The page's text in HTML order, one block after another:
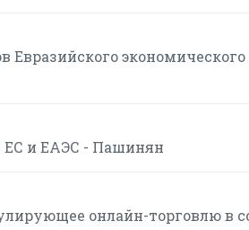
экономического
ЕС и ЕАЭС - Пашинян
онлайн-торговлю в